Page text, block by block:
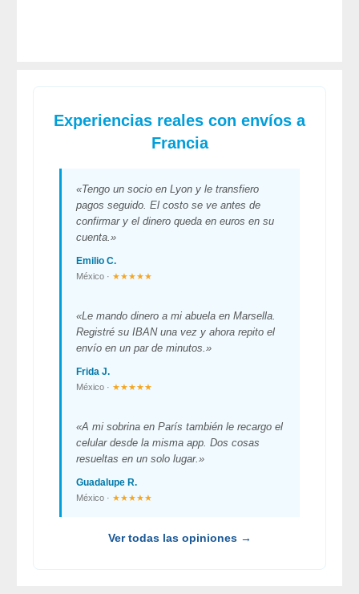
Experiencias reales con envíos a
Francia
«Tengo un socio en Lyon y le transfiero
pagos seguido. El costo se ve antes de
confirmar y el dinero queda en euros en su
cuenta.»
Emilio C.
México · ★★★★★
«Le mando dinero a mi abuela en Marsella.
Registré su IBAN una vez y ahora repito el
envío en un par de minutos.»
Frida J.
México · ★★★★★
«A mi sobrina en París también le recargo el
celular desde la misma app. Dos cosas
resueltas en un solo lugar.»
Guadalupe R.
México · ★★★★★
Ver todas las opiniones →